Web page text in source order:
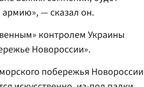
армию», — сказал он.
контролем Украины
Новороссии».
побережья